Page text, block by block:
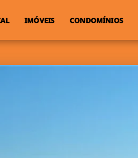
IMÓVEIS CONDOMÍNIOS